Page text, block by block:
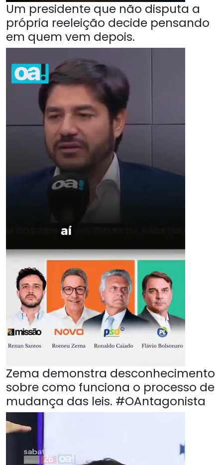
Um presidente que não disputa a
própria reeleição decide pensando
em quem vem depois.
Zema demonstra desconhecimento
sobre como funciona o processo de
mudança das leis. #OAntagonista